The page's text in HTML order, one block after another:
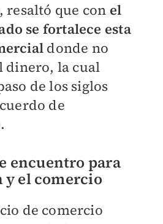
resaltó que con el
se fortalece esta
donde no
dinero, la cual
de los siglos
de
encuentro para
el comercio
de comercio